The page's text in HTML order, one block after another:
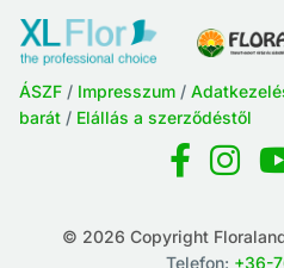
ÁSZF / Impresszum /
barát / Elállás a szerződéstől
© 2026 Copyright
Telefon: +36-